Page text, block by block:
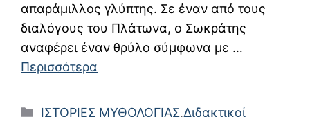
απαράμιλλος γλύπτης. Σε έναν από τους
διαλόγους του Πλάτωνα, ο Σωκράτης
αναφέρει έναν θρύλο σύμφωνα με …
Περισσότερα
Κατηγορίες
ΙΣΤΟΡΙΕΣ ΜΥΘΟΛΟΓΙΑΣ,Διδακτικοί